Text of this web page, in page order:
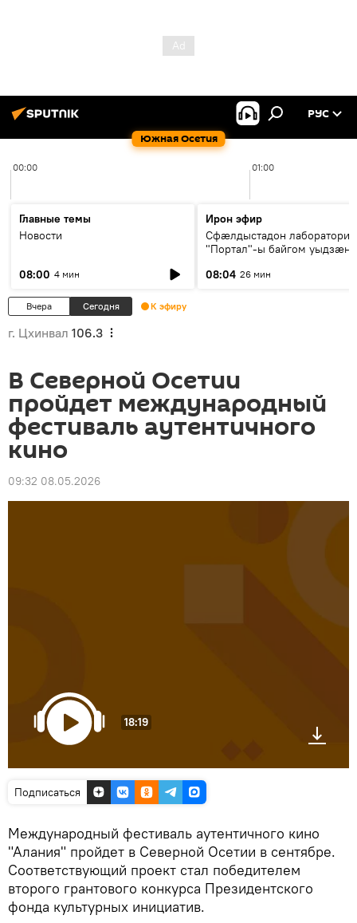
Южная Осетия
РУС
00:00 01:00
Главные темы
Новости
08:00 4 мин
Ирон эфир
Сфæлдыстадон лаборатори
"Портал"-ы байгом уыдзæн
Æхсары куыстыты равдыст
08:04 26 мин
Вчера Сегодня К эфиру
г. Цхинвал 106.3
В Северной Осетии
пройдет международный
фестиваль аутентичного
кино
09:32 08.05.2026
18:19
Подписаться
Международный фестиваль аутентичного кино
"Алания" пройдет в Северной Осетии в сентябре.
Соответствующий проект стал победителем
второго грантового конкурса Президентского
фонда культурных инициатив.